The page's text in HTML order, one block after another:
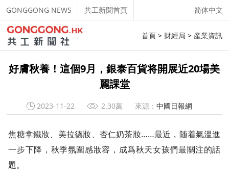
GONGGONG NEWS 共工新聞首頁 简体中文
首頁> 财經局 > 産業資訊
好膚秋養！這個9月，銀泰百貨将開展近20場美
麗課堂
2023-11-22 2.30萬 來源： 中國日報網
焦糖拿鐵妝、美拉德妝、杏仁奶茶妝……最近，随着氣溫進
一步下降，秋季氛圍感妝容，成爲秋天女孩們最關注的話
題。